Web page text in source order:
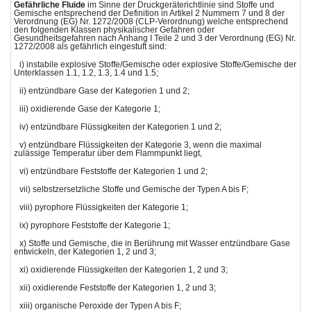
Gefährliche Fluide im Sinne der Druckgeräterichtlinie sind Stoffe und
Gemische entsprechend der Definition in Artikel 2 Nummern 7 und 8 der
Verordnung (EG) Nr. 1272/2008 (CLP-Verordnung) welche entsprechend
den folgenden Klassen physikalischer Gefahren oder
Gesundheitsgefahren nach Anhang I Teile 2 und 3 der Verordnung (EG) Nr.
1272/2008 als gefährlich eingestuft sind:
i) instabile explosive Stoffe/Gemische oder explosive Stoffe/Gemische der
Unterklassen 1.1, 1.2, 1.3, 1.4 und 1.5;
ii) entzündbare Gase der Kategorien 1 und 2;
iii) oxidierende Gase der Kategorie 1;
iv) entzündbare Flüssigkeiten der Kategorien 1 und 2;
v) entzündbare Flüssigkeiten der Kategorie 3, wenn die maximal
zulässige Temperatur über dem Flammpunkt liegt,
vi) entzündbare Feststoffe der Kategorien 1 und 2;
vii) selbstzersetzliche Stoffe und Gemische der Typen A bis F;
viii) pyrophore Flüssigkeiten der Kategorie 1;
ix) pyrophore Feststoffe der Kategorie 1;
x) Stoffe und Gemische, die in Berührung mit Wasser entzündbare Gase
entwickeln, der Kategorien 1, 2 und 3;
xi) oxidierende Flüssigkeiten der Kategorien 1, 2 und 3;
xii) oxidierende Feststoffe der Kategorien 1, 2 und 3;
xiii) organische Peroxide der Typen A bis F;